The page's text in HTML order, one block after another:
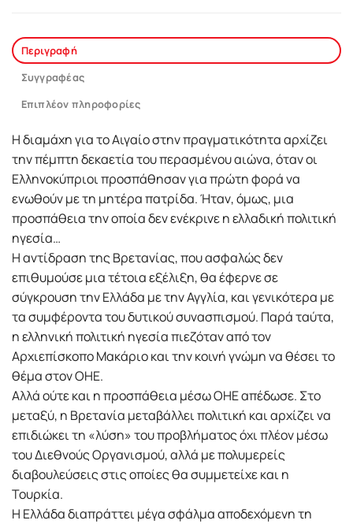
Περιγραφή
Συγγραφέας
Επιπλέον πληροφορίες
Η διαμάχη για το Αιγαίο στην πραγματικότητα αρχίζει
την πέμπτη δεκαετία του περασμένου αιώνα, όταν οι
Ελληνοκύπριοι προσπάθησαν για πρώτη φορά να
ενωθούν με τη μητέρα πατρίδα. Ήταν, όμως, μια
προσπάθεια την οποία δεν ενέκρινε η ελλαδική πολιτική
ηγεσία…
Η αντίδραση της Βρετανίας, που ασφαλώς δεν
επιθυμούσε μια τέτοια εξέλιξη, θα έφερνε σε
σύγκρουση την Ελλάδα με την Αγγλία, και γενικότερα με
τα συμφέροντα του δυτικού συνασπισμού. Παρά ταύτα,
η ελληνική πολιτική ηγεσία πιεζόταν από τον
Αρχιεπίσκοπο Μακάριο και την κοινή γνώμη να θέσει το
θέμα στον ΟΗΕ.
Αλλά ούτε και η προσπάθεια μέσω ΟΗΕ απέδωσε. Στο
μεταξύ, η Βρετανία μεταβάλλει πολιτική και αρχίζει να
επιδιώκει τη «λύση» του προβλήματος όχι πλέον μέσω
του Διεθνούς Οργανισμού, αλλά με πολυμερείς
διαβουλεύσεις στις οποίες θα συμμετείχε και η
Τουρκία.
Η Ελλάδα διαπράττει μέγα σφάλμα αποδεχόμενη τη